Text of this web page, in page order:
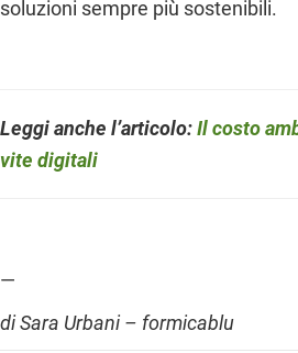
soluzioni sempre più sostenibili.
Leggi anche l’articolo:Il costo
vite digitali
—
di Sara Urbani – formicablu